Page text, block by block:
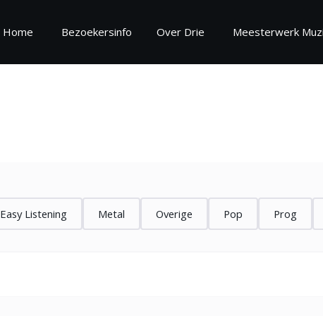
Home Bezoekersinfo
Missie en Visie 2025 -
Over Drie Meesterwerk
Easy Listening Metal Overige Pop Prog